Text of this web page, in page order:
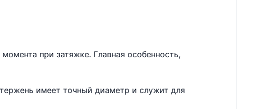
при затяжке. Главная особенность,
имеет точный диаметр и служит для